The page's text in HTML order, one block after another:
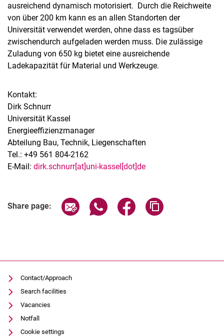
ausreichend dynamisch motorisiert. Durch die Reichweite
von über 200 km kann es an allen Standorten der
Universität verwendet werden, ohne dass es tagsüber
zwischendurch aufgeladen werden muss. Die zulässige
Zuladung von 650 kg bietet eine ausreichende
Ladekapazität für Material und Werkzeuge.
Kontakt:
Dirk Schnurr
Universität Kassel
Energieeffizienzmanager
Abteilung Bau, Technik, Liegenschaften
Tel.: +49 561 804-2162
E-Mail: dirk.schnurr[at]uni-kassel[dot]de
Share page: Share page via email
Share page via WhatsApp
Share page via
Contact/Approach
Search facilities
Vacancies
Notfall
Cookie settings